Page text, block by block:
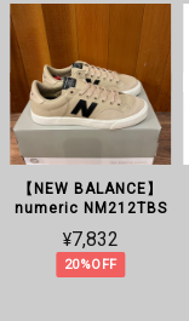
【NEW BALANCE】
numeric NM212TBS
¥7,832
20%OFF